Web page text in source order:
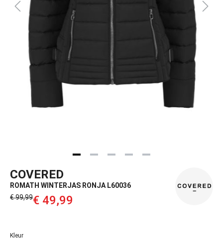
COVERED
ROMATH WINTERJAS RONJA L60036
€ 99,99‌€ 49,99‌
Kleur